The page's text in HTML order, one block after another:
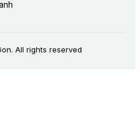
All rights reserved